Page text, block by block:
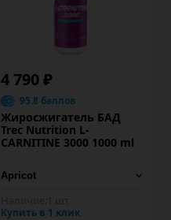
4 790 ₽
95.8 баллов
Жиросжигатель БАД
Trec Nutrition L-
CARNITINE 3000 1000 ml
Купить в 1 клик